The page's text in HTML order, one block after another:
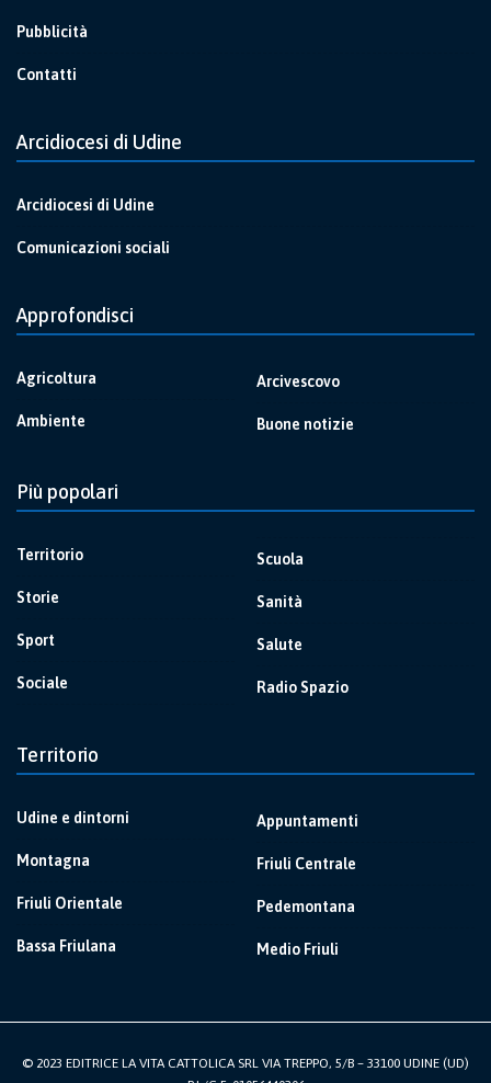
Pubblicità
Contatti
Arcidiocesi di Udine
Arcidiocesi di Udine
Comunicazioni sociali
Approfondisci
Agricoltura
Ambiente
Arcivescovo
Buone notizie
Più popolari
Territorio
Storie
Sport
Sociale
Scuola
Sanità
Salute
Radio Spazio
Territorio
Udine e dintorni
Montagna
Friuli Orientale
Bassa Friulana
Appuntamenti
Friuli Centrale
Pedemontana
Medio Friuli
© 2023 EDITRICE LA VITA CATTOLICA SRL VIA TREPPO, 5/B – 33100 UDINE (UD)